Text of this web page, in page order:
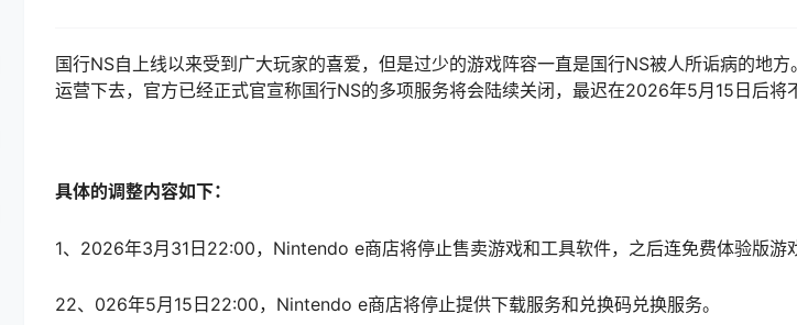
国行NS自上线以来受到广大玩家的喜爱，但是过少的游戏阵容一直是国行NS被人所诟病的地
运营下去，官方已经正式官宣称国行NS的多项服务将会陆续关闭，最迟在2026年5月15日后将
具体的调整内容如下：
1、2026年3月31日22:00，Nintendo e商店将停止售卖游戏和工具软件，之后连免费体验版游
22、026年5月15日22:00，Nintendo e商店将停止提供下载服务和兑换码兑换服务。